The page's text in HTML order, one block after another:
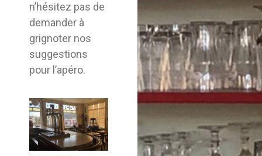
n’hésitez pas de
demander à
grignoter nos
suggestions
pour l’apéro.